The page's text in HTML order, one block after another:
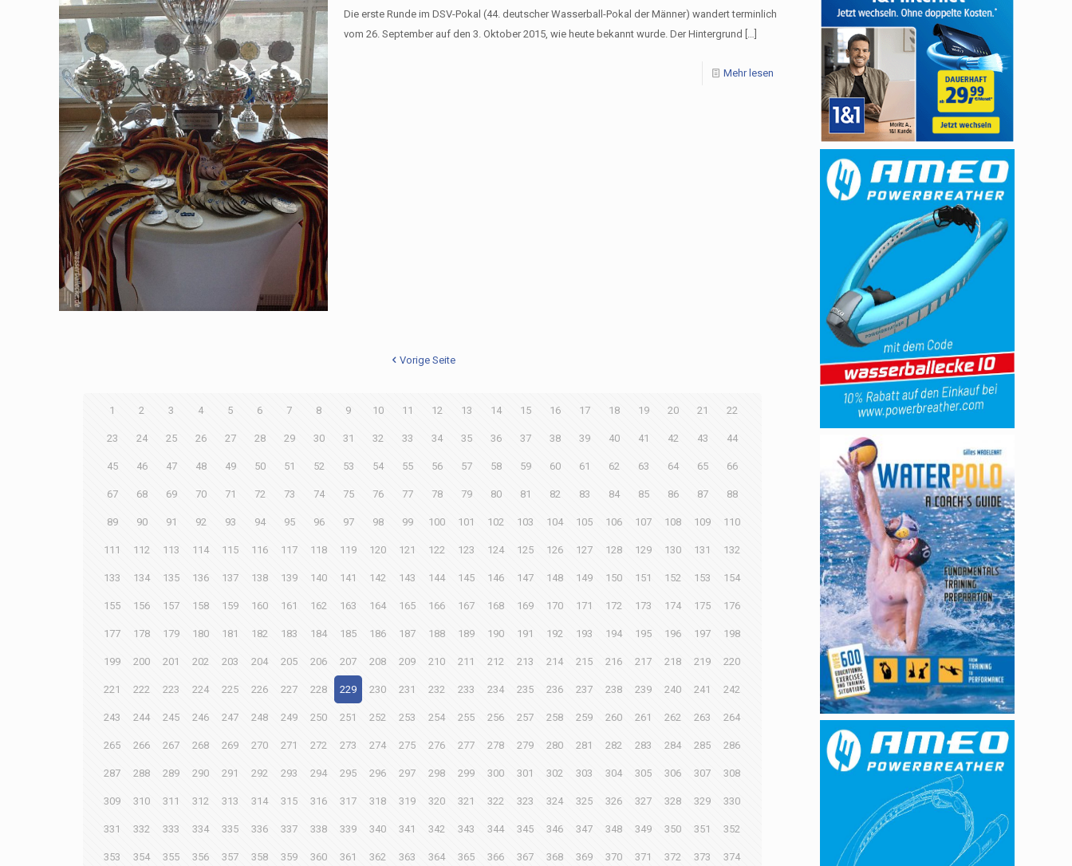
Die erste Runde im DSV-Pokal (44. deutscher Wasserball-Pokal der Männer) wandert terminlich
vom 26. September auf den 3. Oktober 2015, wie heute bekannt wurde. Der Hintergrund
Mehr lesen
Vorige Seite
1 2 3 4 5 6 7 8 9 10 11 12 13 14 15 16 17 18 19 20 21 22
23 24 25 26 27 28 29 30 31 32 33 34 35 36 37 38 39 40 41 42 43 44
45 46 47 48 49 50 51 52 53 54 55 56 57 58 59 60 61 62 63 64 65 66
67 68 69 70 71 72 73 74 75 76 77 78 79 80 81 82 83 84 85 86 87 88
89 90 91 92 93 94 95 96 97 98 99 100 101 102 103 104 105 106 107 108 109 110
111 112 113 114 115 116 117 118 119 120 121 122 123 124 125 126 127 128 129 130 131 132
133 134 135 136 137 138 139 140 141 142 143 144 145 146 147 148 149 150 151 152 153 154
155 156 157 158 159 160 161 162 163 164 165 166 167 168 169 170 171 172 173 174 175 176
177 178 179 180 181 182 183 184 185 186 187 188 189 190 191 192 193 194 195 196 197 198
199 200 201 202 203 204 205 206 207 208 209 210 211 212 213 214 215 216 217 218 219 220
221 222 223 224 225 226 227 228 229 230 231 232 233 234 235 236 237 238 239 240 241 242
243 244 245 246 247 248 249 250 251 252 253 254 255 256 257 258 259 260 261 262 263 264
265 266 267 268 269 270 271 272 273 274 275 276 277 278 279 280 281 282 283 284 285 286
287 288 289 290 291 292 293 294 295 296 297 298 299 300 301 302 303 304 305 306 307 308
309 310 311 312 313 314 315 316 317 318 319 320 321 322 323 324 325 326 327 328 329 330
331 332 333 334 335 336 337 338 339 340 341 342 343 344 345 346 347 348 349 350 351 352
353 354 355 356 357 358 359 360 361 362 363 364 365 366 367 368 369 370 371 372 373 374